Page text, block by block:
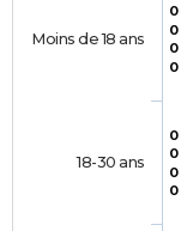
0
0
0
0
0
0
0
0
Moins de 18 ans
18-30 ans